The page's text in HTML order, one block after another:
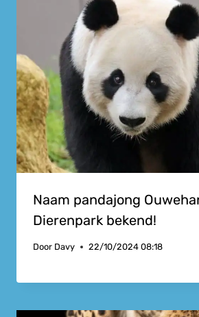
Naam pandajong
Dierenpark bekend!
Door Davy 22/10/2024 08:18